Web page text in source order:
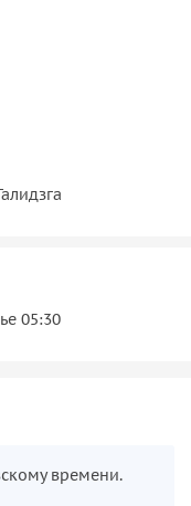
в горячих
и насладиться
сможете пройти
станет
05:30
времени.